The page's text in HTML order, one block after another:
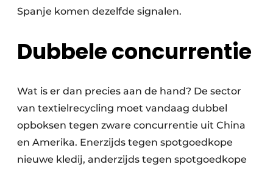
Houtafval
Medisch afval
Metaalrecyclage
Textielrecyclage
Spanje komen dezelfde signalen.
Dubbele concurrentie
Wat is er dan precies aan de hand? De sector
van textielrecycling moet vandaag dubbel
opboksen tegen zware concurrentie uit China
en Amerika. Enerzijds tegen spotgoedkope
nieuwe kledij, anderzijds tegen spotgoedkope